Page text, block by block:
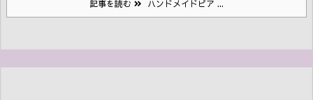
記事を読む ハンドメイドピア ...